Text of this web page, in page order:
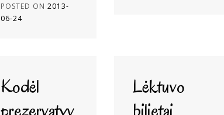
POSTED ON2013-
06-24
Kodėl
prezervatyv
Lėktuvo
bilietai